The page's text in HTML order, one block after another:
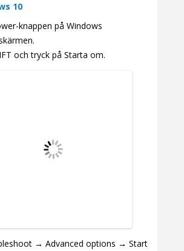
10
knappen på Windows
och tryck på Starta om.
→ Advanced options → Start